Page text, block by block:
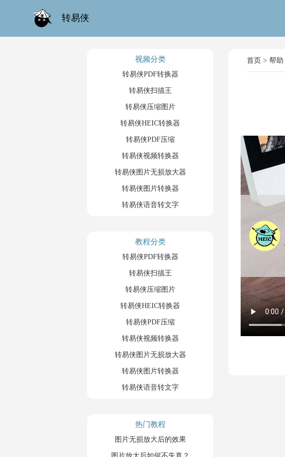
转易侠
视频分类
转易侠PDF转换器
转易侠扫描王
转易侠压缩图片
转易侠HEIC转换器
转易侠PDF压缩
转易侠视频转换器
转易侠图片无损放大器
转易侠图片转换器
转易侠语音转文字
教程分类
转易侠PDF转换器
转易侠扫描王
转易侠压缩图片
转易侠HEIC转换器
转易侠PDF压缩
转易侠视频转换器
转易侠图片无损放大器
转易侠图片转换器
转易侠语音转文字
热门教程
图片无损放大后的效果
首页 >帮助